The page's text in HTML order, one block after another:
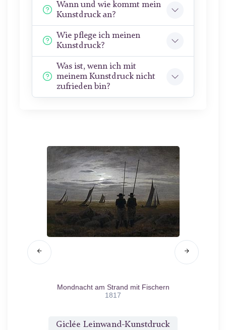
Wann und wie kommt mein
Kunstdruck an?
Wie pflege ich meinen
Kunstdruck?
Was ist, wenn ich mit
meinem Kunstdruck nicht
zufrieden bin?
Mondnacht am Strand mit Fischern
1817
Giclée Leinwand-Kunstdruck